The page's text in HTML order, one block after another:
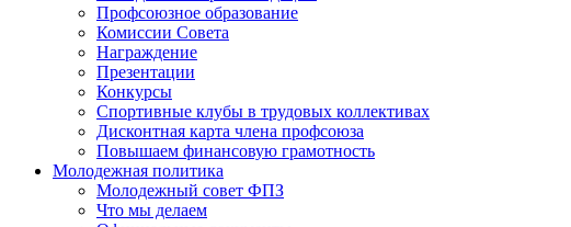
Профсоюзное образование
Комиссии Совета
Награждение
Презентации
Конкурсы
Спортивные клубы в трудовых коллективах
Дисконтная карта члена профсоюза
Повышаем финансовую грамотность
Молодежная политика
Молодежный совет ФПЗ
Что мы делаем